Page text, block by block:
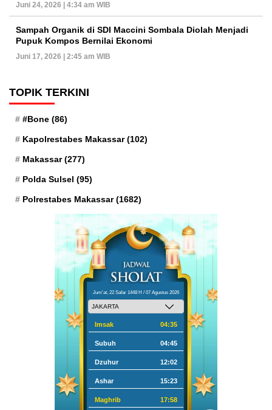
Juni 24, 2026 | 4:34 am WIB
Sampah Organik di SDI Maccini Sombala Diolah Menjadi
Pupuk Kompos Bernilai Ekonomi
Juni 17, 2026 | 2:45 am WIB
TOPIK TERKINI
#Bone (86)
Kapolrestabes Makassar(102)
Makassar(277)
Polda Sulsel (95)
Polrestabes Makassar(1682)
Jum'at, 22 Safar 1448 H / 07 Agustus 2026
Imsak 04:35
Subuh 04:45
Dzuhur 12:02
Ashar 15:23
Maghrib 17:58